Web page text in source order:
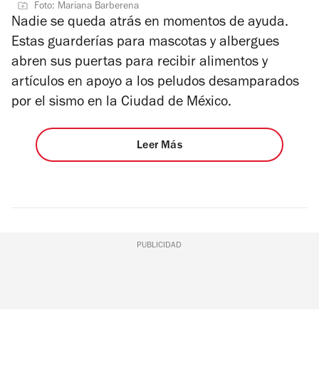
Foto: Mariana Barberena
Nadie se queda atrás en momentos de ayuda.
Estas guarderías para mascotas y albergues
abren sus puertas para recibir alimentos y
artículos en apoyo a los peludos desamparados
por el sismo en la Ciudad de México.
Leer Más
PUBLICIDAD